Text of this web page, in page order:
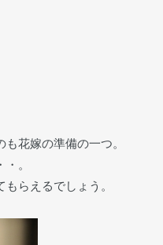
花嫁の準備の一つ。
。
らえるでしょう。